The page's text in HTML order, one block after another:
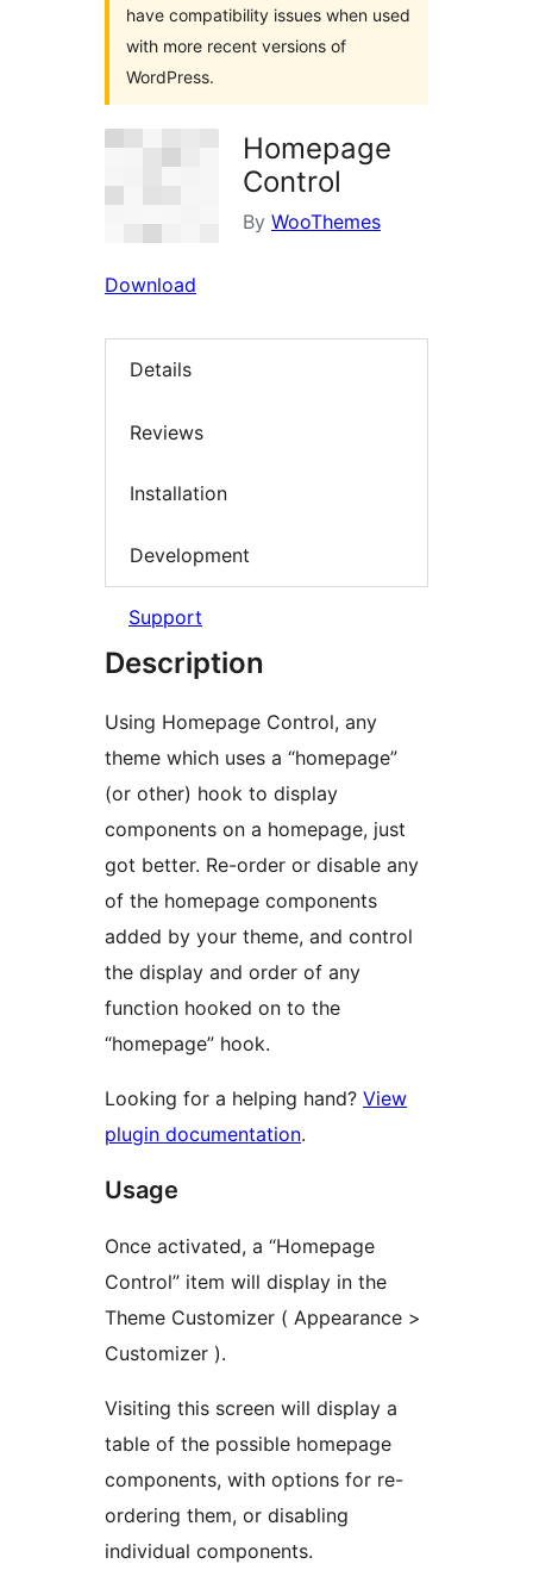
have compatibility issues when used
with more recent versions of
WordPress.
Homepage
Control
By WooThemes
Download
Details
Reviews
Installation
Development
Support
Description
Using Homepage Control, any
theme which uses a “homepage”
(or other) hook to display
components on a homepage, just
got better. Re-order or disable any
of the homepage components
added by your theme, and control
the display and order of any
function hooked on to the
“homepage” hook.
Looking for a helping hand? View
plugin documentation.
Usage
Once activated, a “Homepage
Control” item will display in the
Theme Customizer ( Appearance >
Customizer ).
Visiting this screen will display a
table of the possible homepage
components, with options for re-
ordering them, or disabling
individual components.